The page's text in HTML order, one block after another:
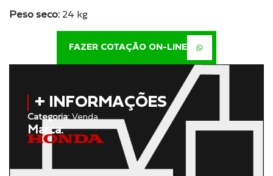
Peso seco: 24 kg
FAZER COTAÇÃO ON-LINE
+ INFORMAÇÕES
Categoria:Venda
Marca: